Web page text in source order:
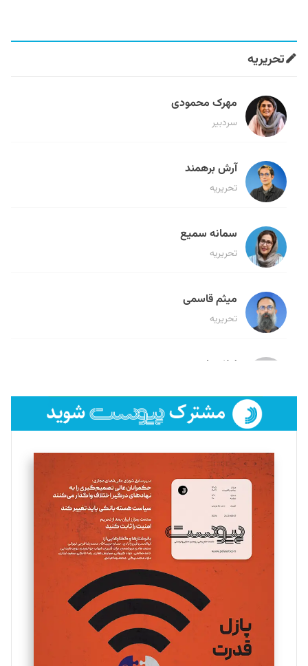
تحریریه
مهرک محمودی
سردبیر
آرش برهمند
تحریریه
سمانه سمیع
تحریریه
میثم قاسمی
تحریریه
لیلا حنارود
فائزه فتحی رستمی
تحریریه
سروش کرمیان
تحریریه
مینا پاکدل
یسنا امان‌پور
تحریریه